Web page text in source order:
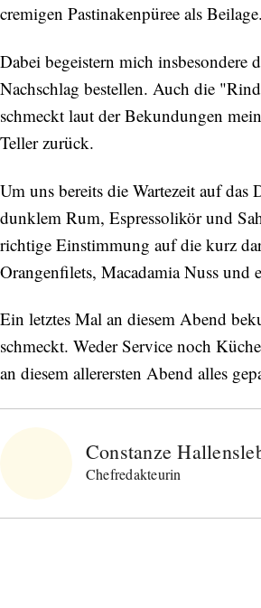
cremigen Pastinakenpüree als Beilage.
Dabei begeistern mich
Nachschlag bestellen. Auch die
schmeckt laut der Bekundungen
Teller zurück.
Um uns bereits die Wartezeit auf
dunklem Rum, Espressolikör und
richtige Einstimmung auf die kurz
Orangenfilets, Macadamia Nuss
Ein letztes Mal an diesem Abend
schmeckt. Weder Service noch
an diesem allerersten Abend alles
Constanze
Chefredakteurin